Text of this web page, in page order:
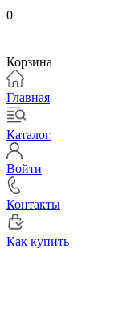
0
Корзина
Главная
Каталог
Войти
Контакты
Как купить